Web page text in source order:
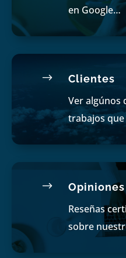
en Google…
$ Clientes
Ver algúnos
trabajos
$ Opiniones
Reseñas
sobre